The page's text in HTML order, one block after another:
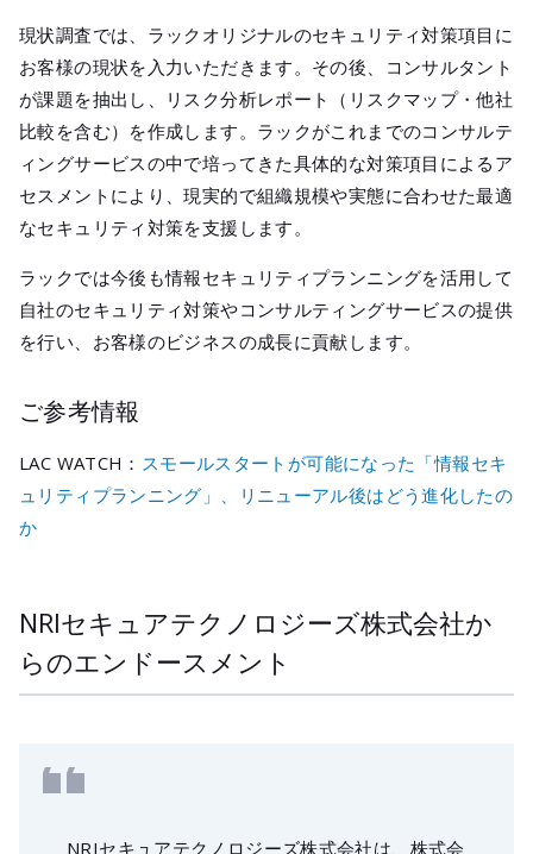
現状調査では、ラックオリジナルのセキュリティ対策項目に
お客様の現状を入力いただきます。その後、コンサルタント
が課題を抽出し、リスク分析レポート（リスクマップ・他社
比較を含む）を作成します。ラックがこれまでのコンサルテ
ィングサービスの中で培ってきた具体的な対策項目によるア
セスメントにより、現実的で組織規模や実態に合わせた最適
なセキュリティ対策を支援します。
ラックでは今後も情報セキュリティプランニングを活用して
自社のセキュリティ対策やコンサルティングサービスの提供
を行い、お客様のビジネスの成長に貢献します。
ご参考情報
LAC WATCH： スモールスタートが可能になった「情報セキ
ュリティプランニング」、リニューアル後はどう進化したの
か
NRIセキュアテクノロジーズ株式会社か
らのエンドースメント
NRIセキュアテクノロジーズ株式会社は、株式会